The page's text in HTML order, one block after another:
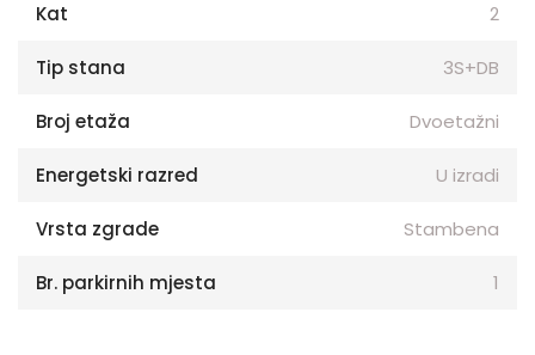
Kat 2
Tip stana 3S+DB
Broj etaža Dvoetažni
Energetski razred U izradi
Vrsta zgrade Stambena
Br. parkirnih mjesta 1